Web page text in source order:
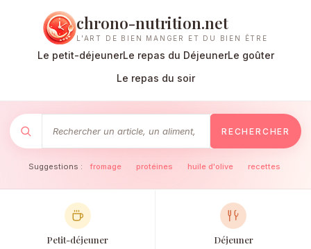
chrono-nutrition.net
L'ART DE BIEN MANGER ET DU BIEN ÊTRE
Le petit-déjeunerLe repas du DéjeunerLe goûter
Le repas du soir
RECHERCHER
Suggestions : fromage protéines huile d'olive recettes
Petit-déjeuner Déjeuner